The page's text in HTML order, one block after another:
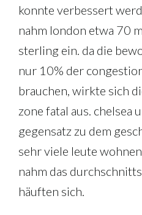
konnte verbessert
nahm london etwa 70
sterling ein. da die
nur 10% der
brauchen, wirkte sich
zone fatal aus. chelsea
gegensatz zu dem
sehr viele leute
nahm das
häuften sich.